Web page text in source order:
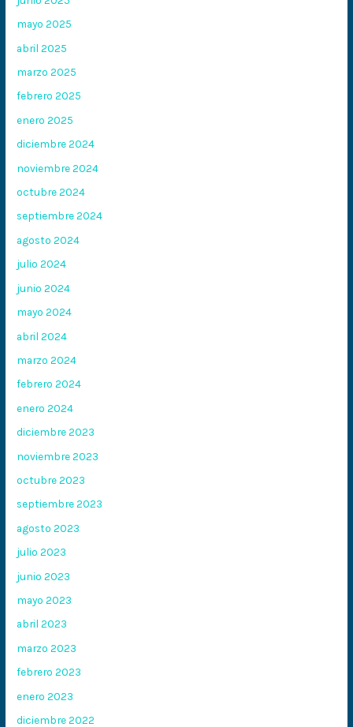
mayo 2025
abril 2025
marzo 2025
febrero 2025
enero 2025
diciembre 2024
noviembre 2024
octubre 2024
septiembre 2024
agosto 2024
julio 2024
junio 2024
mayo 2024
abril 2024
marzo 2024
febrero 2024
enero 2024
diciembre 2023
noviembre 2023
octubre 2023
septiembre 2023
agosto 2023
julio 2023
junio 2023
mayo 2023
abril 2023
marzo 2023
febrero 2023
enero 2023
diciembre 2022